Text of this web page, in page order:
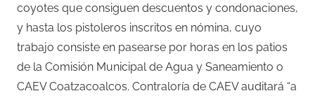
coyotes que consiguen descuentos y condonaciones,
y hasta los pistoleros inscritos en nómina, cuyo
trabajo consiste en pasearse por horas en los patios
de la Comisión Municipal de Agua y Saneamiento o
CAEV Coatzacoalcos. Contraloría de CAEV auditará “a